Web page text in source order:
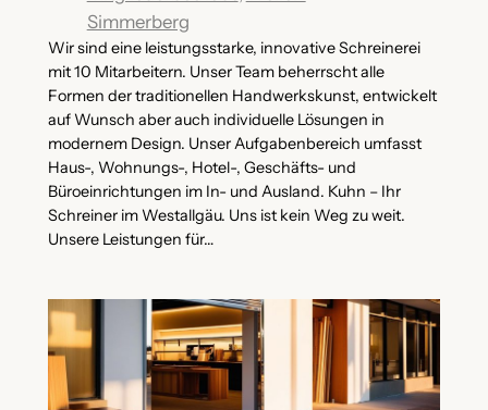
Simmerberg
Wir sind eine leistungsstarke, innovative Schreinerei
mit 10 Mitarbeitern. Unser Team beherrscht alle
Formen der traditionellen Handwerkskunst, entwickelt
auf Wunsch aber auch individuelle Lösungen in
modernem Design. Unser Aufgabenbereich umfasst
Haus-, Wohnungs-, Hotel-, Geschäfts- und
Büroeinrichtungen im In- und Ausland. Kuhn – Ihr
Schreiner im Westallgäu. Uns ist kein Weg zu weit.
Unsere Leistungen für…